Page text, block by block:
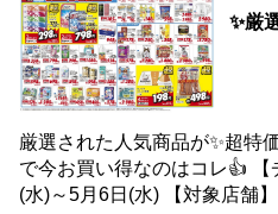
✨厳
厳選された人気商品が✨超特
で今お買い得なのはコレ👍 【チラシ対象期間】 4月1日
(水)～5月6日(水) 【対象店舗】 ホームセンター（ビーバー